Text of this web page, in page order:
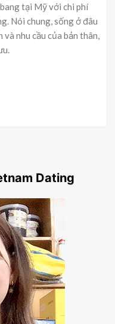
tại Mỹ với chi phí
Nói chung, sống ở đâu
nhu cầu của bản thân,
Dating